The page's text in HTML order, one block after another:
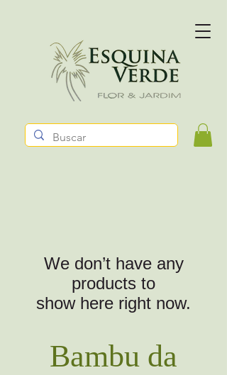
We don’t have any
products to
show here right now.
Bambu da